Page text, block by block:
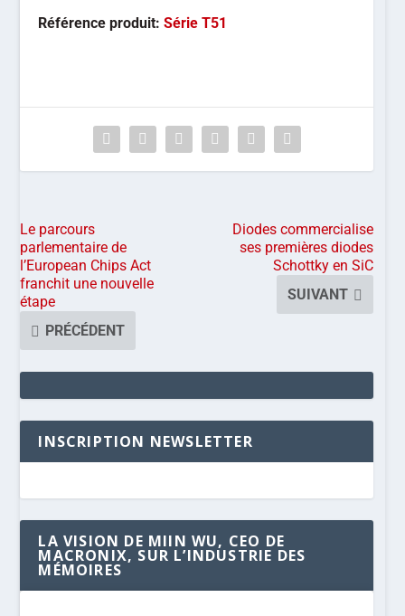
Référence produit:Série T51
Le parcours
parlementaire de
l’European Chips Act
franchit une nouvelle
étape
PRÉCÉDENT
Diodes commercialise
ses premières diodes
Schottky en SiC
SUIVANT
INSCRIPTION NEWSLETTER
LA VISION DE MIIN WU, CEO DE
MACRONIX, SUR L’INDUSTRIE DES
MÉMOIRES